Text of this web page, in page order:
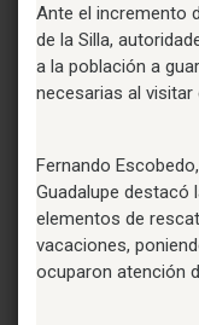
Ante el incremento
de la Silla,
a la población a
necesarias al visitar
Fernando
Guadalupe destacó
elementos de
vacaciones,
ocuparon atención